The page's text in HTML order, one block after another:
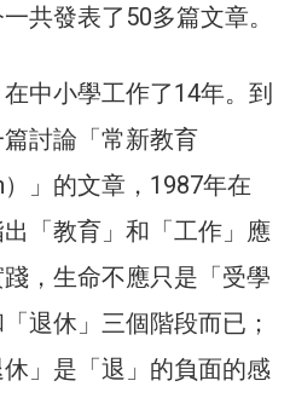
共發表了50多篇文章。
中小學工作了14年。到
討論「常新教育
）」的文章，1987年在
出「教育」和「工作」應
，生命不應只是「受學
退休」三個階段而已；
」是「退」的負面的感